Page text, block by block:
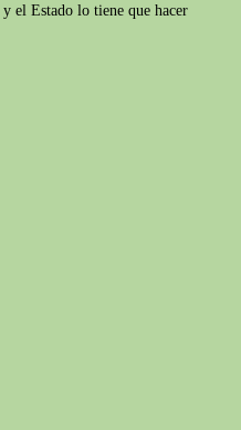
el Estado lo tiene que hacer